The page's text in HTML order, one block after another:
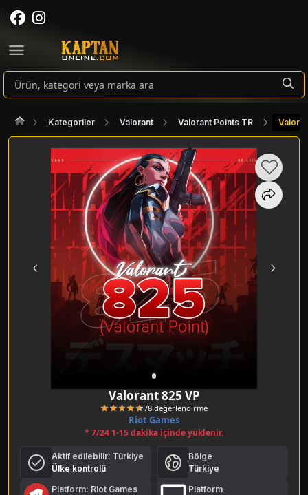
Kategoriler Valorant Valorant Points TR
Valorant 825 VP
Riot Games
* 7/24 1-15 dakika içinde yüklenir.
Aktif edilebilir: Türkiye
Ülke kontrolü
Bölge
Türkiye
Platform: Riot Games
Platform